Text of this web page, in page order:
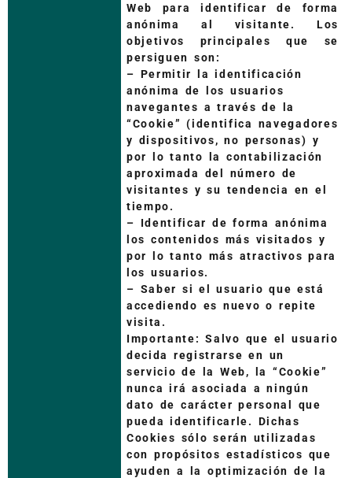
Web para identificar de forma
anónima al visitante. Los
objetivos principales que se
persiguen son:
– Permitir la identificación
anónima de los usuarios
navegantes a través de la
“Cookie” (identifica navegadores
y dispositivos, no personas) y
por lo tanto la contabilización
aproximada del número de
visitantes y su tendencia en el
tiempo.
– Identificar de forma anónima
los contenidos más visitados y
por lo tanto más atractivos para
los usuarios.
– Saber si el usuario que está
accediendo es nuevo o repite
visita.
Importante: Salvo que el usuario
decida registrarse en un
servicio de la Web, la “Cookie”
nunca irá asociada a ningún
dato de carácter personal que
pueda identificarle. Dichas
Cookies sólo serán utilizadas
con propósitos estadísticos que
ayuden a la optimización de la